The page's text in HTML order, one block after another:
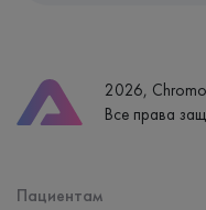
Часы работы
пн-вс: 7:30-15:00
2026,
Все права
Пациентам